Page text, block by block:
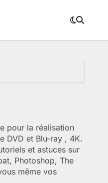
pour la réalisation
DVD et Blu-ray , 4K.
et astuces sur
Photoshop, The
même vos